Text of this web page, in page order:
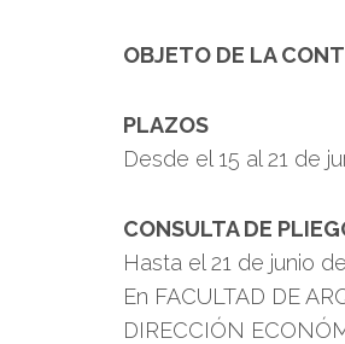
OBJETO DE LA
PLAZOS
Desde el 15 al 21 de
CONSULTA DE
Hasta el 21 de junio
En FACULTAD DE
DIRECCIÓN